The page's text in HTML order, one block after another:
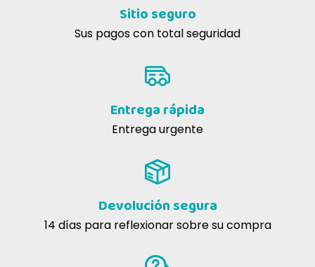
Sitio seguro
Sus pagos con total seguridad
Entrega rápida
Entrega urgente
Devolución segura
14 días para reflexionar sobre su compra